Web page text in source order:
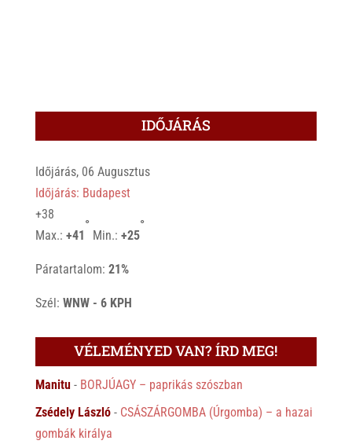
IDŐJÁRÁS
Időjárás, 06 Augusztus
Időjárás: Budapest
+38
Max.: +41
°
Min.: +25
°
Páratartalom: 21%
Szél: WNW - 6 KPH
VÉLEMÉNYED VAN? ÍRD MEG!
Manitu- BORJÚAGY – paprikás szószban
Zsédely László- CSÁSZÁRGOMBA (Úrgomba) – a hazai
gombák királya